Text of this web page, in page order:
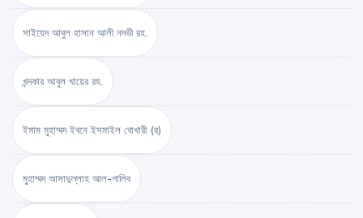
সাইয়েদ আবুল হাসান আলী নদভী রহ.
খন্দকার আবুল খায়ের রহ.
ইমাম মুহাম্মদ ইবনে ইসমাইল বোখারী (র)
মুহাম্মদ আসাদুল্লাহ আল-গালিব